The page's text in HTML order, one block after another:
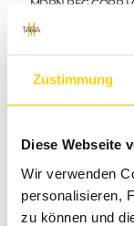
Zustimmung
Diese Webseite
Wir verwenden
personalisieren,
zu können und